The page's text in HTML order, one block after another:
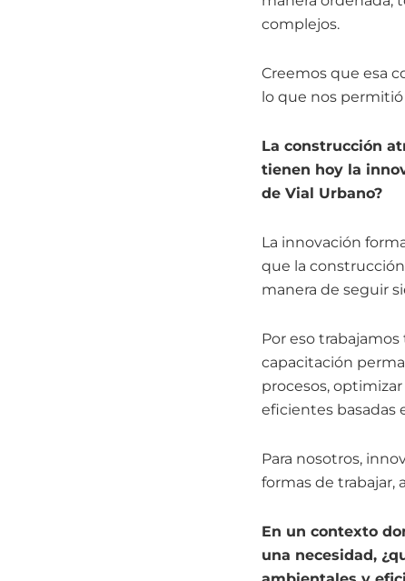
complejos.
Creemos que esa
lo que nos
La construcción
tienen hoy la
de Vial Urbano?
La innovación
que la
manera de seguir
Por eso
capacitación
procesos,
eficientes basadas
Para nosotros,
formas de trabajar,
En un contexto
una necesidad,